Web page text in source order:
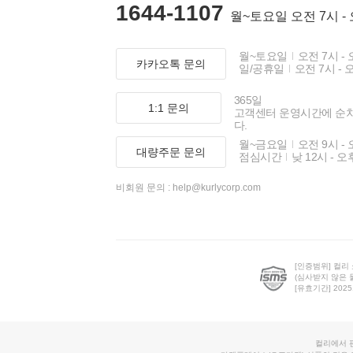
1644-1107 월~토요일 오전 7시 -
카카오톡 문의
월~토요일
오전 7시 -
일/공휴일
오전 7시 -
1:1 문의
365일
고객센터 운영시간에 순
다.
대량주문 문의
월~금요일
오전 9시 -
점심시간
낮 12시 - 오
비회원 문의 : help@kurlycorp.com
[인증범위] 컬리
(심사받지 않은
[유효기간]
컬리에서